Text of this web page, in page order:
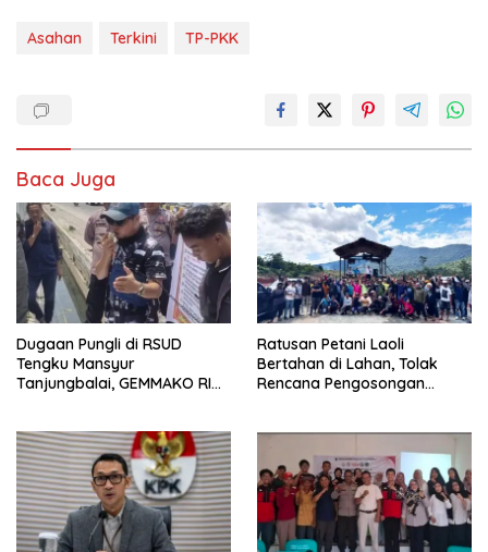
Asahan Terkini TP-PKK
Baca Juga
Dugaan Pungli di RSUD
Tengku Mansyur
Tanjungbalai, GEMMAKO RI
Ratusan Petani Laoli
Bertahan di Lahan, Tolak
Rencana Pengosongan